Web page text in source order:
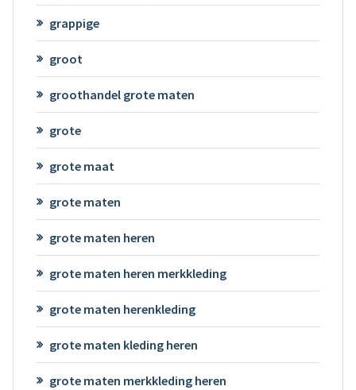
grappige
groot
groothandel grote maten
grote
grote maat
grote maten
grote maten heren
grote maten heren merkkleding
grote maten herenkleding
grote maten kleding heren
grote maten merkkleding heren